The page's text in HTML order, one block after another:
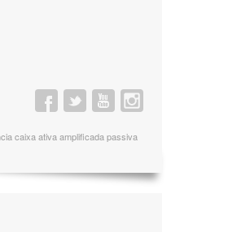
caixa ativa amplificada passiva